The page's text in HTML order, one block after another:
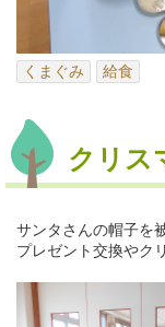
くまぐみ 給食
クリス
サンタさんの帽子を
プレゼント交換やク